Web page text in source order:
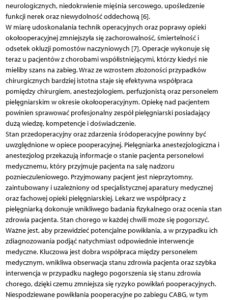
neurologicznych, niedokrwienie mięśnia sercowego, upośledzenie
funkcji nerek oraz niewydolność oddechową [6].
W miarę udoskonalania technik operacyjnych oraz poprawy opieki
okołooperacyjnej zmniejszyła się zachorowalność, śmiertelność i
odsetek okluzji pomostów naczyniowych [7]. Operacje wykonuje się
teraz u pacjentów z chorobami współistniejącymi, którzy kiedyś nie
mieliby szans na zabieg. Wraz ze wzrostem złożoności przypadków
chirurgicznych bardziej istotna staje się efektywna współpraca
pomiędzy chirurgiem, anestezjologiem, perfuzjonistą oraz personelem
pielęgniarskim w okresie okołooperacyjnym. Opiekę nad pacjentem
powinien sprawować profesjonalny zespół pielęgniarski posiadający
dużą wiedzę, kompetencje i doświadczenie.
Stan przedoperacyjny oraz zdarzenia śródoperacyjne powinny być
uwzględnione w opiece pooperacyjnej. Pielęgniarka anestezjologiczna i
anestezjolog przekazują informacje o stanie pacjenta personelowi
medycznemu, który przyjmuje pacjenta na salę nadzoru
poznieczuleniowego. Przyjmowany pacjent jest nieprzytomny,
zaintubowany i uzależniony od specjalistycznej aparatury medycznej
oraz fachowej opieki pielęgniarskiej. Lekarz we współpracy z
pielęgniarką dokonuje wnikliwego badania fizykalnego oraz ocenia stan
zdrowia pacjenta. Stan chorego w każdej chwili może się pogorszyć.
Ważne jest, aby przewidzieć potencjalne powikłania, a w przypadku ich
zdiagnozowania podjąć natychmiast odpowiednie interwencje
medyczne. Kluczowa jest dobra współpraca między personelem
medycznym, wnikliwa obserwacja stanu zdrowia pacjenta oraz szybka
interwencja w przypadku nagłego pogorszenia się stanu zdrowia
chorego, dzięki czemu zmniejsza się ryzyko powikłań pooperacyjnych.
Niespodziewane powikłania pooperacyjne po zabiegu CABG, w tym